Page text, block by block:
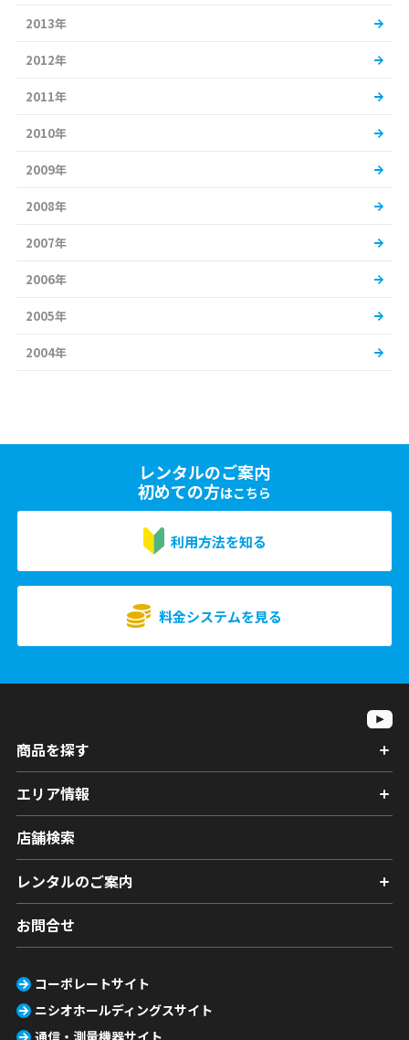
2013年
2012年
2011年
2010年
2009年
2008年
2007年
2006年
2005年
2004年
レンタルのご案内
初めての方はこちら
利用方法を知る
料金システムを見る
商品を探す
エリア情報
店舗検索
レンタルのご案内
お問合せ
コーポレートサイト
ニシオホールディングスサイト
通信・測量機器サイト